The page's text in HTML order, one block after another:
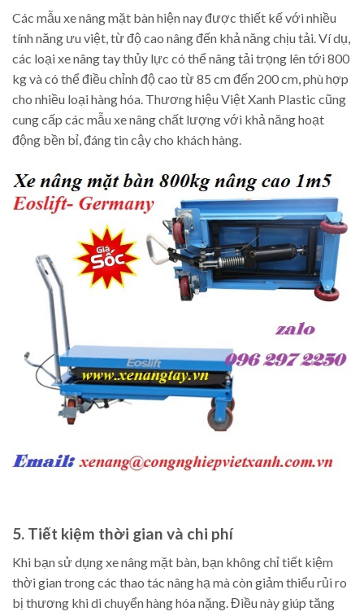
Các mẫu xe nâng mặt bàn hiện nay được thiết kế với nhiều
tính năng ưu việt, từ độ cao nâng đến khả năng chịu tải. Ví dụ,
các loại xe nâng tay thủy lực có thể nâng tải trọng lên tới 800
kg và có thể điều chỉnh độ cao từ 85 cm đến 200 cm, phù hợp
cho nhiều loại hàng hóa. Thương hiệu Việt Xanh Plastic cũng
cung cấp các mẫu xe nâng chất lượng với khả năng hoạt
động bền bỉ, đáng tin cậy cho khách hàng.
5. Tiết kiệm thời gian và chi phí
Khi bạn sử dụng xe nâng mặt bàn, bạn không chỉ tiết kiệm
thời gian trong các thao tác nâng hạ mà còn giảm thiểu rủi ro
bị thương khi di chuyển hàng hóa nặng. Điều này giúp tăng